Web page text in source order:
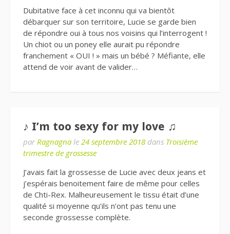
Dubitative face à cet inconnu qui va bientôt
débarquer sur son territoire, Lucie se garde bien
de répondre oui à tous nos voisins qui l’interrogent !
Un chiot ou un poney elle aurait pu répondre
franchement « OUI ! » mais un bébé ? Méfiante, elle
attend de voir avant de valider…
♪ I’m too sexy for my love ♫
par Ragnagna le 24 septembre 2018 dans Troisième
trimestre de grossesse
J’avais fait la grossesse de Lucie avec deux jeans et
j’espérais benoitement faire de même pour celles
de Chti-Rex. Malheureusement le tissu était d’une
qualité si moyenne qu’ils n’ont pas tenu une
seconde grossesse complète.